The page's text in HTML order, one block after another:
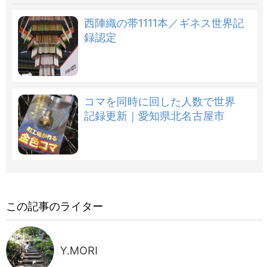
西陣織の帯1111本／ギネス世界記
録認定
コマを同時に回した人数で世界
記録更新｜愛知県北名古屋市
この記事のライター
Y.MORI